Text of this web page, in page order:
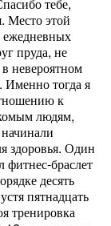
Место этой
ежедневных
пруда, не
невероятном
Именно тогда я
к
людям,
здоровья. Один
фитнес-браслет
десять
пятнадцать
тренировка